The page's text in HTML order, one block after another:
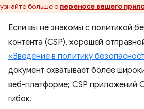
узнайте больше о переносе вашего
Если вы не знакомы с политикой
контента (CSP), хорошей
«Введение в политику
документ охватывает более
веб-платформе; CSP приложений
гибок.